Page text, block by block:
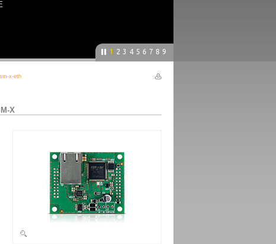
1 2 3 4 5 6 7 8 9
x-eth
X